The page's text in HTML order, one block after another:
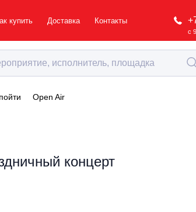
купить Доставка Контакты
с
Open Air
концерт